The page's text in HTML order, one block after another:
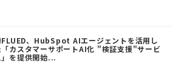
FLUED、HubSpot AIエージェントを活用し
「カスタマーサポートAI化 "検証支援"サービ
」を提供開始...